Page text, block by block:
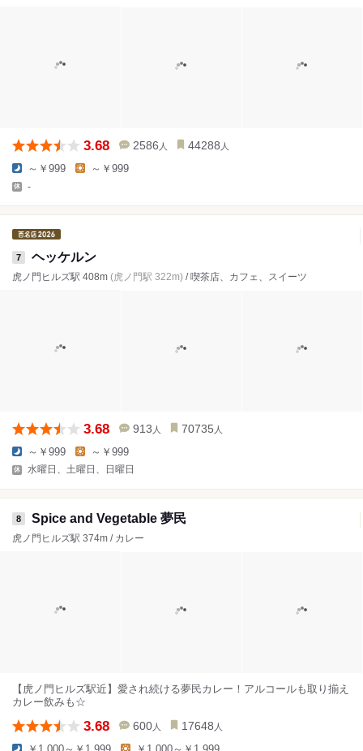
3.68 2586 人 44288 人
～￥999 ～￥999
-
7 ヘッケルン
虎ノ門ヒルズ駅 408m (虎ノ門駅 322m) / 喫茶店、カフェ、スイーツ
3.68 913 人 70735 人
～￥999 ～￥999
水曜日、土曜日、日曜日
8 Spice and Vegetable 夢民
虎ノ門ヒルズ駅 374m / カレー
【虎ノ門ヒルズ駅近】愛され続ける夢民カレー！アルコールも取り揃え
カレー飲みも☆
3.68 600 人 17648 人